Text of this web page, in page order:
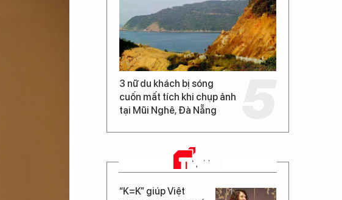
3 nữ du khách bị sóng
cuốn mất tích khi chụp ảnh
tại Mũi Nghê, Đà Nẵng
TIN MỚI
“K=K” giúp Việt